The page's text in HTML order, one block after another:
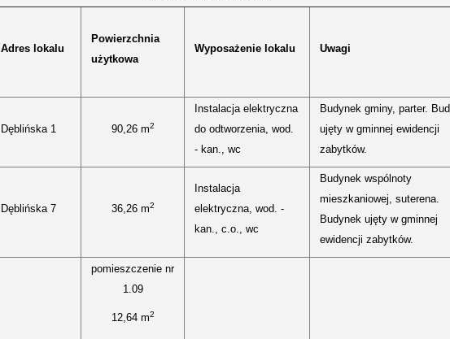
Adres lokalu
Powierzchnia
użytkowa
Wyposażenie lokalu Uwagi
Dęblińska 1 90,26 m2
Instalacja elektryczna
do odtworzenia, wod.
- kan., wc
Budynek gminy, parter.
ujęty w gminnej ewidencji
zabytków.
Dęblińska 7 36,26 m2
Instalacja
elektryczna, wod. -
kan., c.o., wc
Budynek wspólnoty
mieszkaniowej, suterena.
Budynek ujęty w gminnej
ewidencji zabytków.
pomieszczenie nr
1.09
12,64 m2